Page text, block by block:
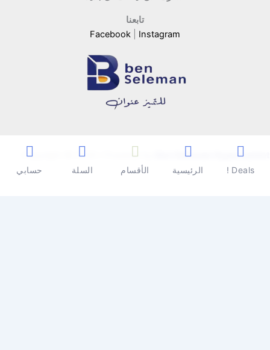
تابعنا
Facebook
Instagram
Copyright © 2026 | Powered by Ben Seleman Hypermarket
Deals ! الرئيسية الأقسام السلة حسابي